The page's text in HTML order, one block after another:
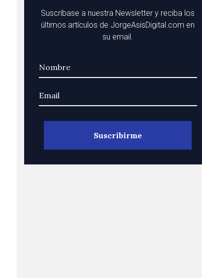
Suscríbase a nuestra Newsletter y reciba los
últimos artículos de JorgeAsisDigital.com en
su email.